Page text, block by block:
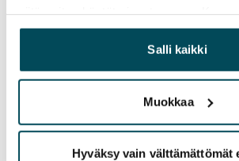
yhdistää näitä tietoja muihin tietoihin,
heille tai joita on kerätty, kun olet
palvelujaan.
Salli kaikki
Muokkaa
Hyväksy vain välttämättömät